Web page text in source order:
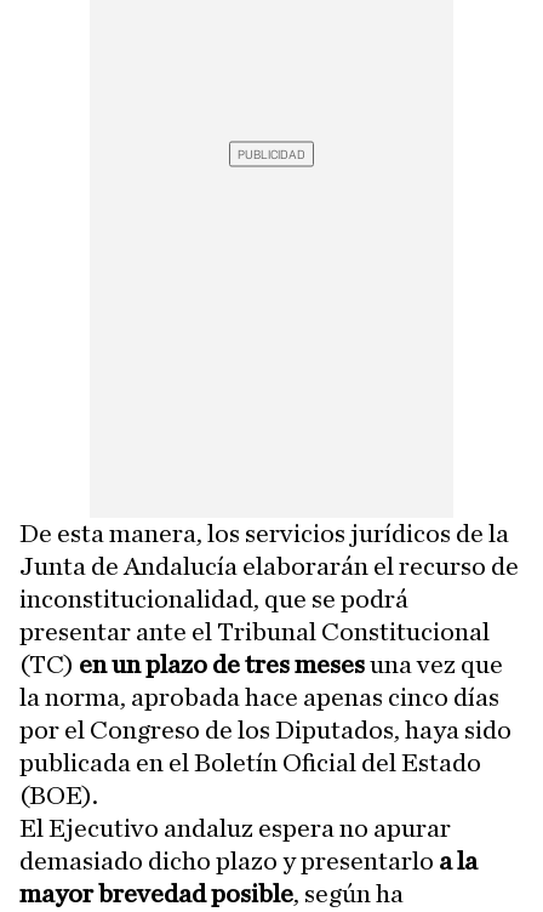
De esta manera, los servicios jurídicos de la
Junta de Andalucía elaborarán el recurso de
inconstitucionalidad, que se podrá
presentar ante el Tribunal Constitucional
(TC) en un plazo de tres mesesuna vez que
la norma, aprobada hace apenas cinco días
por el Congreso de los Diputados, haya sido
publicada en el Boletín Oficial del Estado
(BOE).
El Ejecutivo andaluz espera no apurar
demasiado dicho plazo y presentarlo a la
mayor brevedad posible, según ha